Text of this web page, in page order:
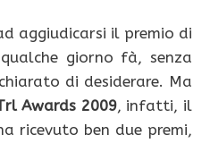
aggiudicarsi il premio di
giorno fà, senza
di desiderare. Ma
Awards 2009, infatti, il
ricevuto ben due premi,